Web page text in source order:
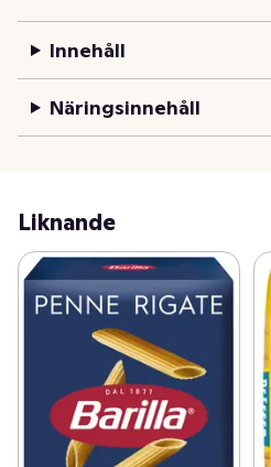
Innehåll
Näringsinnehåll
Liknande